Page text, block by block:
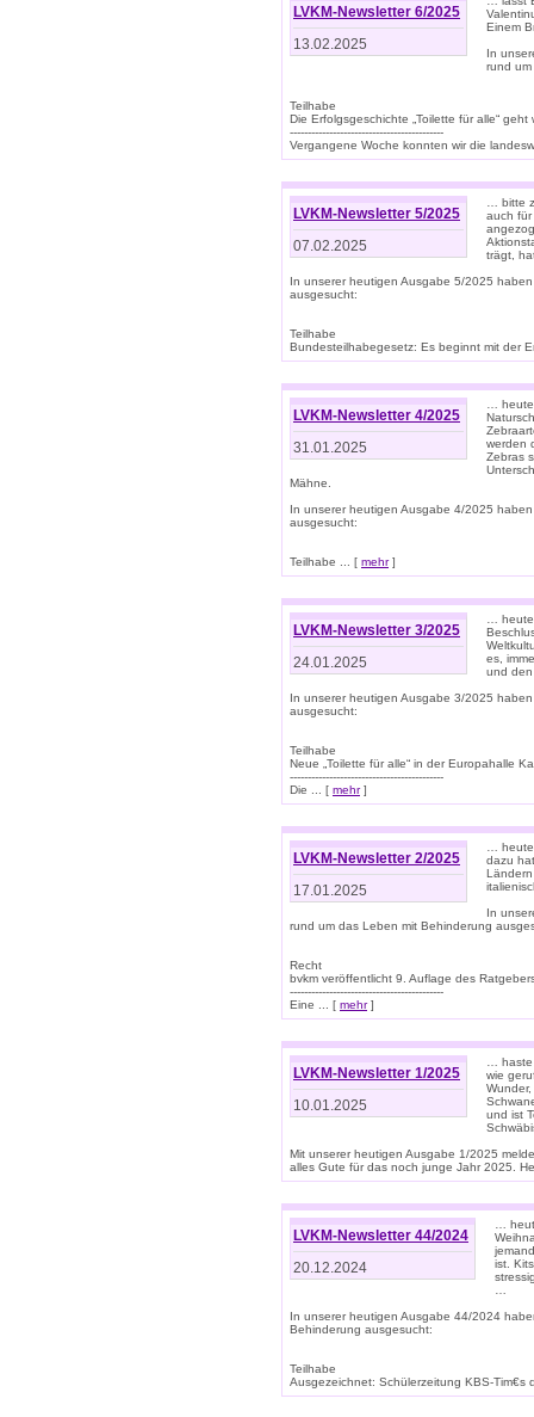
LVKM-Newsletter 6/2025
13.02.2025
Einem
In
rund
Teilhabe
Die Erfolgsgeschichte „Toilette für alle“
-------------------------------------------
Vergangene Woche konnten wir die
LVKM-Newsletter 5/2025
07.02.2025
… bitte
auch für
trägt,
In unserer heutigen Ausgabe 5/2025
ausgesucht:
Teilhabe
Bundesteilhabegesetz: Es beginnt mit der
LVKM-Newsletter 4/2025
31.01.2025
…
werden
Zebras
Mähne.
In unserer heutigen Ausgabe 4/2025
ausgesucht:
Teilhabe ... [ mehr]
LVKM-Newsletter 3/2025
24.01.2025
…
es,
und
In unserer heutigen Ausgabe 3/2025
ausgesucht:
Teilhabe
Neue „Toilette für alle“ in der Europahalle
-------------------------------------------
Die ... [ mehr]
LVKM-Newsletter 2/2025
17.01.2025
…
dazu
In
rund um das Leben mit Behinderung
Recht
bvkm veröffentlicht 9. Auflage des
-------------------------------------------
Eine ... [ mehr]
LVKM-Newsletter 1/2025
10.01.2025
…
wie
und ist
Mit unserer heutigen Ausgabe 1/2025
alles Gute für das noch junge Jahr 2025.
LVKM-Newsletter 44/2024
20.12.2024
…
ist.
In unserer heutigen Ausgabe 44/2024
Behinderung ausgesucht:
Teilhabe
Ausgezeichnet: Schülerzeitung KBS-Tim€s